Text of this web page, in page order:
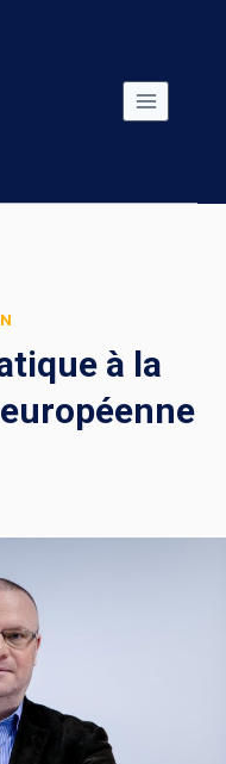
à la